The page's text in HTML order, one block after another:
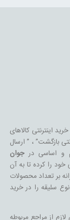
اینترنتی کالاهای
بازگشت” ، ” ارسال
و اساسی درجوان
را کرده تا به آن
بر تعداد محصولات
سلیقه را در خرید
از مراجع مربوطه